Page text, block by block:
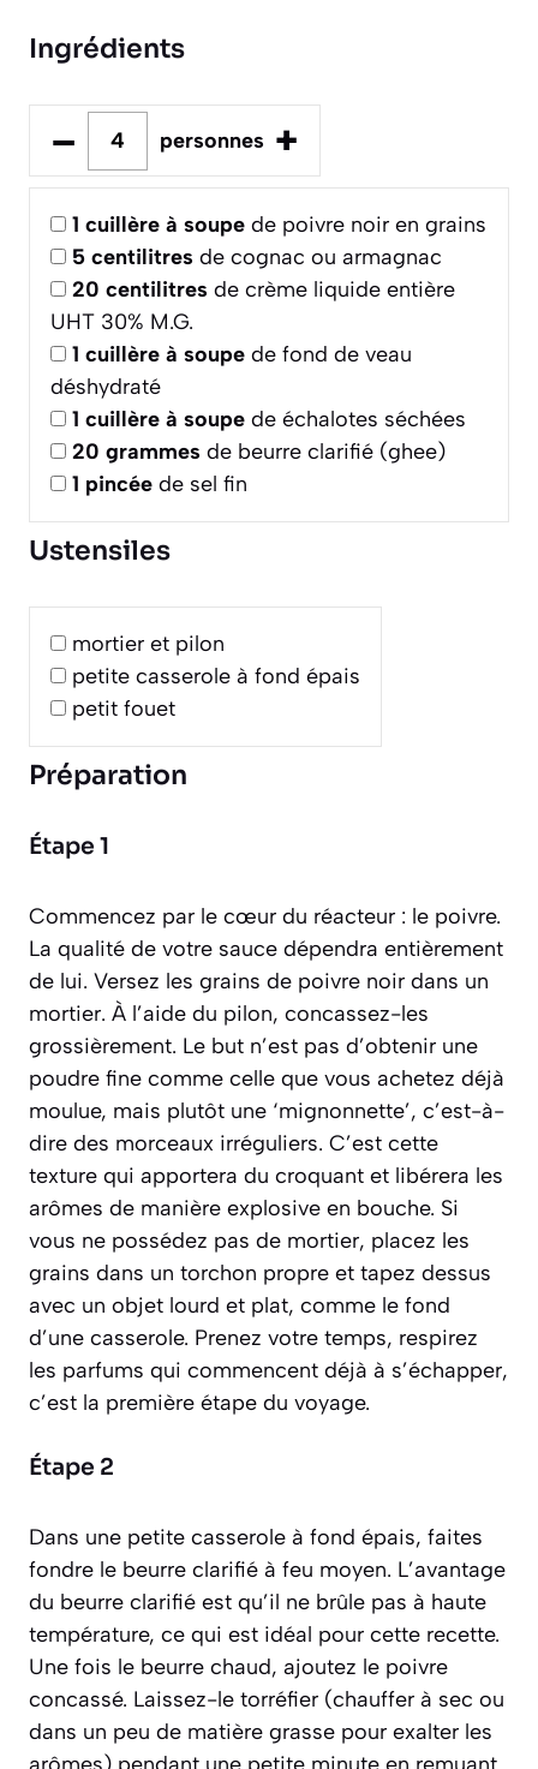
Ingrédients
– personnes +
1 cuillère à soupe de poivre noir en grains
5 centilitres de cognac ou armagnac
20 centilitres de crème liquide entière
UHT 30% M.G.
1 cuillère à soupe de fond de veau
déshydraté
1 cuillère à soupe de échalotes séchées
20 grammes de beurre clarifié (ghee)
1 pincée de sel fin
Ustensiles
mortier et pilon
petite casserole à fond épais
petit fouet
Préparation
Étape 1
Commencez par le cœur du réacteur : le poivre.
La qualité de votre sauce dépendra entièrement
de lui. Versez les grains de poivre noir dans un
mortier. À l’aide du pilon, concassez-les
grossièrement. Le but n’est pas d’obtenir une
poudre fine comme celle que vous achetez déjà
moulue, mais plutôt une ‘mignonnette’, c’est-à-
dire des morceaux irréguliers. C’est cette
texture qui apportera du croquant et libérera les
arômes de manière explosive en bouche. Si
vous ne possédez pas de mortier, placez les
grains dans un torchon propre et tapez dessus
avec un objet lourd et plat, comme le fond
d’une casserole. Prenez votre temps, respirez
les parfums qui commencent déjà à s’échapper,
c’est la première étape du voyage.
Étape 2
Dans une petite casserole à fond épais, faites
fondre le beurre clarifié à feu moyen. L’avantage
du beurre clarifié est qu’il ne brûle pas à haute
température, ce qui est idéal pour cette recette.
Une fois le beurre chaud, ajoutez le poivre
concassé. Laissez-le torréfier (chauffer à sec ou
dans un peu de matière grasse pour exalter les